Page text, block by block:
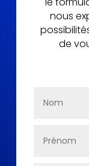
nous
de